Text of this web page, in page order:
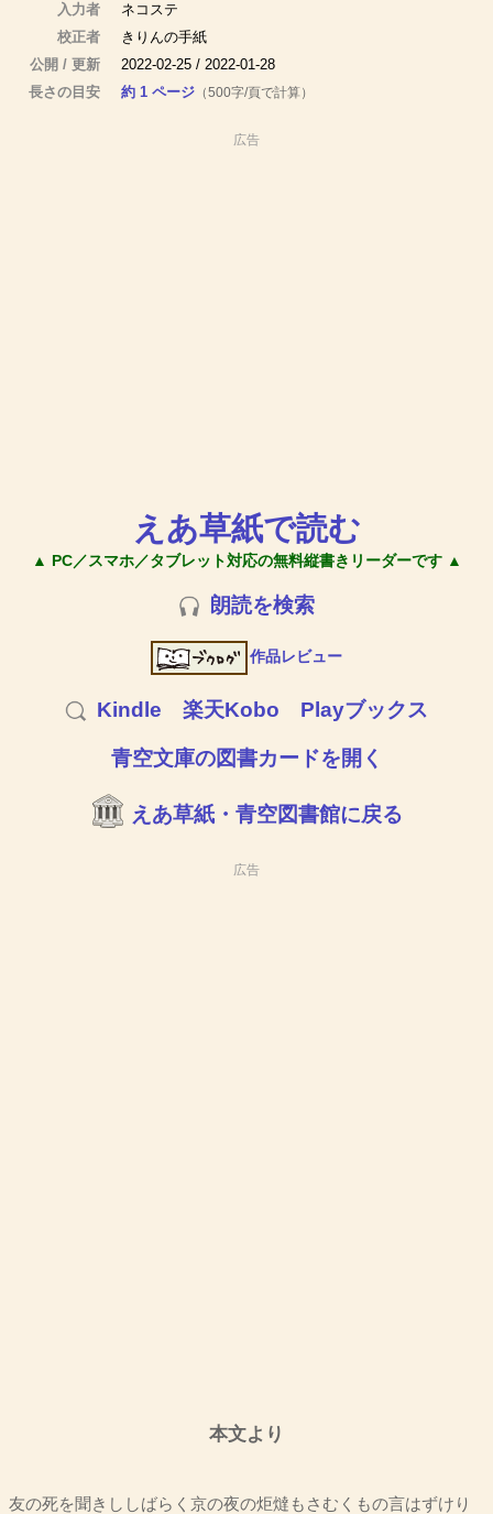
入力者
ネコステ
校正者
きりんの手紙
公開 / 更新
2022-02-25 / 2022-01-28
長さの目安
約 1 ページ （500字/頁で計算）
広告
えあ草紙で読む
▲ PC／スマホ／タブレット対応の無料縦書きリーダーです ▲
朗読を検索
作品レビュー
Kindle 楽天Kobo Playブックス
青空文庫の図書カードを開く
えあ草紙・青空図書館に戻る
広告
本文より
友の死を聞きししばらく京の夜の炬燵もさむくもの言はずけり